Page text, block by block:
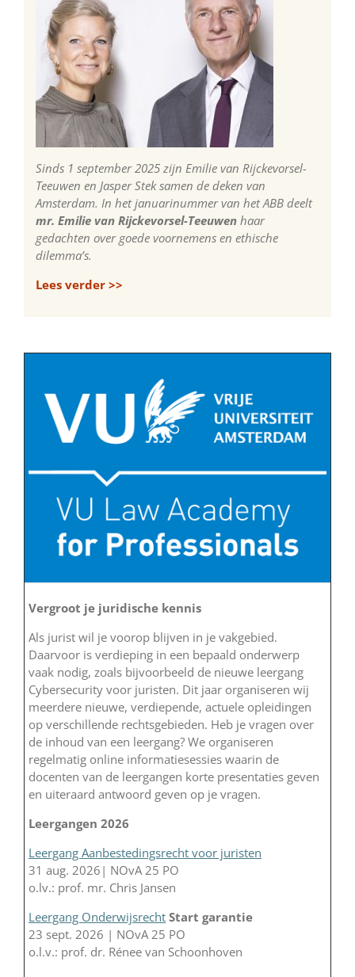
Sinds 1 september 2025 zijn Emilie van Rijckevorsel-
Teeuwen en Jasper Stek samen de deken van
Amsterdam. In het januarinummer van het ABB deelt
mr. Emilie van Rijckevorsel-Teeuwen haar
gedachten over goede voornemens en ethische
dilemma’s.
Lees verder >>
Vergroot je juridische kennis
Als jurist wil je voorop blijven in je vakgebied.
Daarvoor is verdieping in een bepaald onderwerp
vaak nodig, zoals bijvoorbeeld de nieuwe leergang
Cybersecurity voor juristen. Dit jaar organiseren wij
meerdere nieuwe, verdiepende, actuele opleidingen
op verschillende rechtsgebieden. Heb je vragen over
de inhoud van een leergang? We organiseren
regelmatig online informatiesessies waarin de
docenten van de leergangen korte presentaties geven
en uiteraard antwoord geven op je vragen.
Leergangen 2026
Leergang Aanbestedingsrecht voor juristen
31 aug. 2026| NOvA 25 PO
o.lv.: prof. mr. Chris Jansen
Leergang Onderwijsrecht Start garantie
23 sept. 2026 | NOvA 25 PO
o.l.v.: prof. dr. Rénee van Schoonhoven